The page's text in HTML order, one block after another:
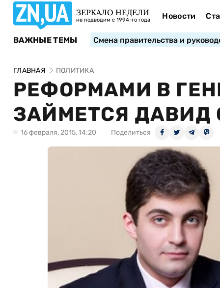
ЗЕРКАЛО НЕДЕЛИ
не подводим с 1994-го года Новости
ВАЖНЫЕ ТЕМЫ Смена правительства и
ГЛАВНАЯ ПОЛИТИКА
РЕФОРМАМИ В
ЗАЙМЕТСЯ ДАВИД
16 февраля, 2015, 14:20 Поделиться